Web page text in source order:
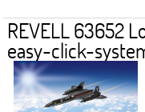
REVELL 63652
easy-click-